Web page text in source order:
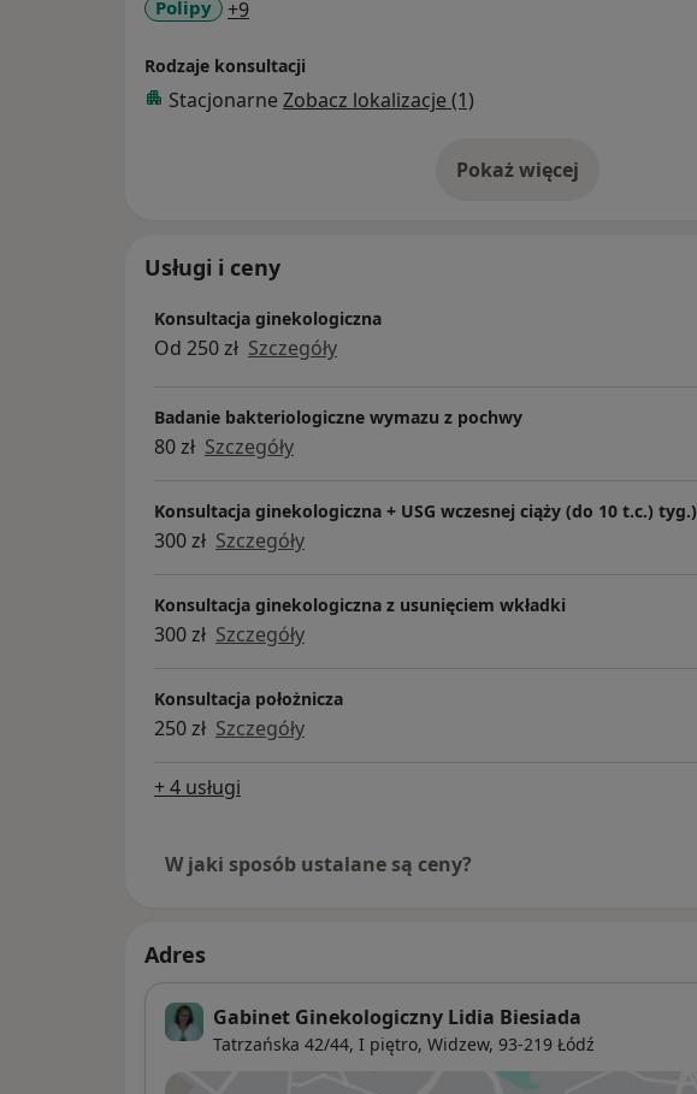
Polipy
+9a11y_sr_more_diseases
Rodzaje konsultacji
Stacjonarne Zobacz lokalizacje (1)
Pokaż więcejo doświadczeniu
Usługi i ceny
Konsultacja ginekologiczna
Od 250 zł Szczegóły
Badanie bakteriologiczne wymazu z pochwy
80 zł Szczegóły
Konsultacja ginekologiczna + USG wczesnej ciąży (do 10 t.c.) tyg.)
300 zł Szczegóły
Konsultacja ginekologiczna z usunięciem wkładki
300 zł Szczegóły
Konsultacja położnicza
250 zł Szczegóły
+ 4 usługi
W jaki sposób ustalane są ceny?
Adres
Gabinet Ginekologiczny Lidia Biesiada
Tatrzańska 42/44, I piętro, Widzew, 93-219 Łódź